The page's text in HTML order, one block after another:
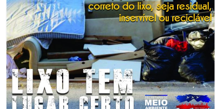
Prefeitura
Estância
Turística
Guaratinguetá